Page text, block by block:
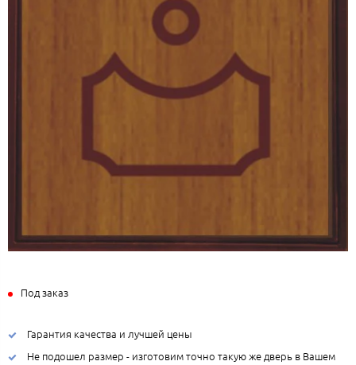
Под заказ
Гарантия качества и лучшей цены
Не подошел размер - изготовим точно такую же дверь в Вашем